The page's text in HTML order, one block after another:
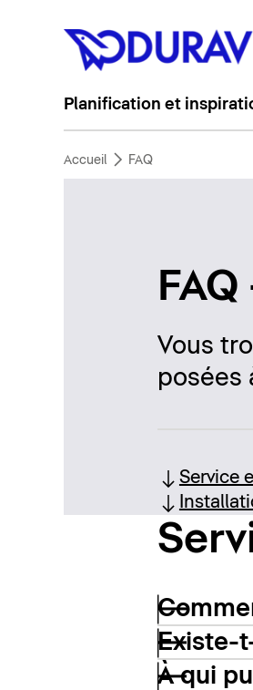
Planification et
Accueil FAQ
Vous
posées
Service
Existe-
À qui